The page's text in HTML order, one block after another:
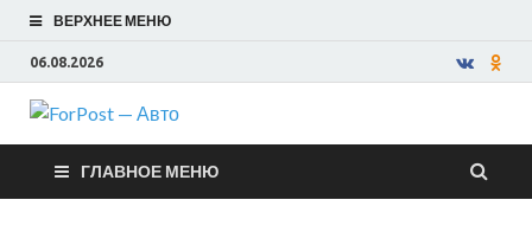
ВЕРХНЕЕ МЕНЮ
06.08.2026
ForPost —
Авто
ГЛАВНОЕ МЕНЮ